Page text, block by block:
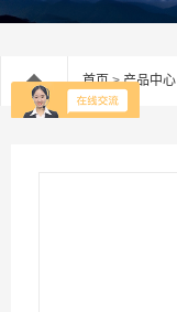
首页>产品中心